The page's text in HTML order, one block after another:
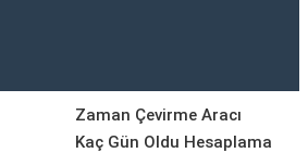
Zaman Çevirme Aracı
Kaç Gün Oldu Hesaplama